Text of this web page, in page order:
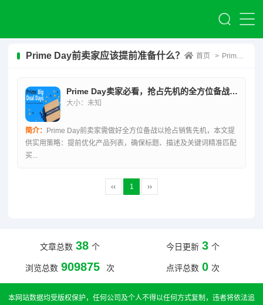
Prime Day前卖家应该提前准备什么？ 首页 > Prime Day前卖家应该提前准备什么？
Prime Day卖家必看，抢占先机的全方位备战策略
大小：未知
简介：
Prime Day前卖家需做好全方位备战以抢占销售先机，本文提
供实用策略：提前优化产品列表，确保标题、描述及关键词精准匹配
买...
‹‹ 1 ››
文章总数 38 个 今日更新 3 个
浏览总数 909875 次 点评总数 0 次
本网站数据均受版权保护，任何公司及个人不得以任何方式复制，违者将依法追